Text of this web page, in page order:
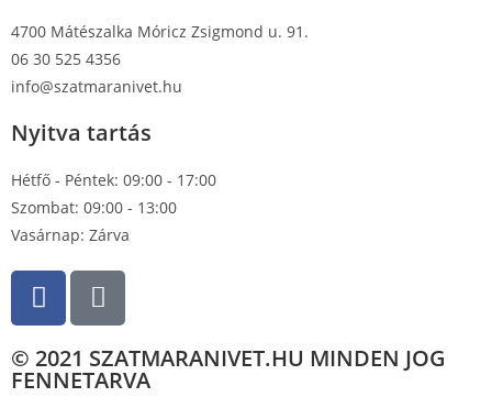
4700 Mátészalka Móricz Zsigmond u. 91.
06 30 525 4356
info@szatmaranivet.hu
Nyitva tartás
Hétfő - Péntek: 09:00 - 17:00
Szombat: 09:00 - 13:00
Vasárnap: Zárva
© 2021 SZATMARANIVET.HU MINDEN JOG
FENNETARVA